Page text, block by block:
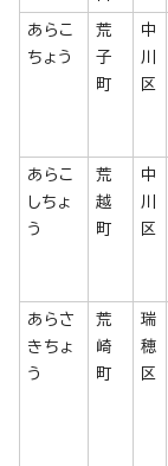
あらこ
ちょう
荒
子
町
中
川
区
あらこ
しちょ
う
荒
越
町
中
川
区
あらさ
きちょ
う
荒
崎
町
瑞
穂
区